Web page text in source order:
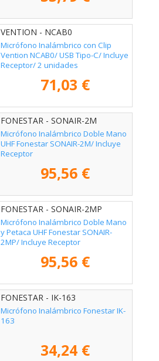
VENTION - NCAB0
Micrófono Inalámbrico con Clip
Vention NCAB0/ USB Tipo-C/ Incluye
Receptor/ 2 unidades
71,03 €
FONESTAR - SONAIR-2M
Micrófono Inalámbrico Doble Mano
UHF Fonestar SONAIR-2M/ Incluye
Receptor
95,56 €
FONESTAR - SONAIR-2MP
Micrófono Inalámbrico Doble Mano
y Petaca UHF Fonestar SONAIR-
2MP/ Incluye Receptor
95,56 €
FONESTAR - IK-163
Micrófono Inalámbrico Fonestar IK-
163
34,24 €